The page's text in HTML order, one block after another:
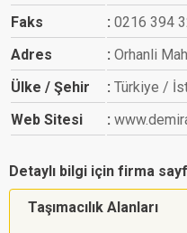
Faks
0216 394
Adres
Orhanli
Ülke / Şehir
Türkiye /
Web Sitesi
Detaylı bilgi için firma
Taşımacılık Alanları